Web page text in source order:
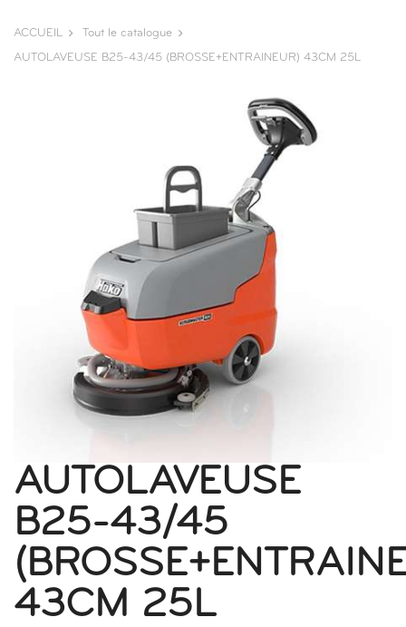
ACCUEIL Tout le catalogue
AUTOLAVEUSE B25-43/45 (BROSSE+ENTRAINEUR) 43CM 25L
AUTOLAVEUSE
B25-43/45
43CM 25L